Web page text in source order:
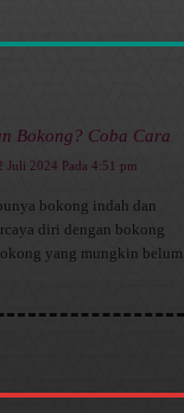
Bokong? Coba Cara
Juli 2024 Pada 4:51 pm
bokong indah dan
diri dengan bokong
yang mungkin belum